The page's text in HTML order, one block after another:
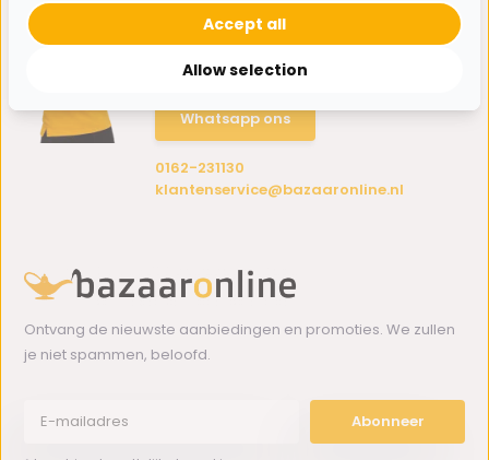
Hulp nodig?
Wij zitten voor je klaar.
Whatsapp ons
0162-231130
klantenservice@bazaaronline.nl
Ontvang de nieuwste aanbiedingen en promoties. We zullen
je niet spammen, beloofd.
Abonneer
Allow selection
Accept all